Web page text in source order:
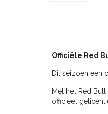
Officiële Red
Dit seizoen een
Met het Red
officieel